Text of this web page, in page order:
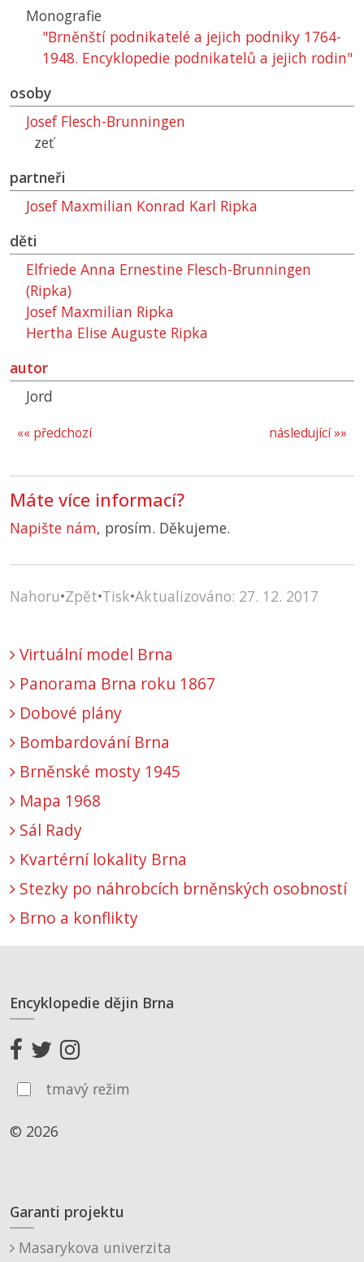
Monografie
"Brněnští podnikatelé a jejich podniky 1764-
1948. Encyklopedie podnikatelů a jejich rodin"
osoby
Josef Flesch-Brunningen
zeť
partneři
Josef Maxmilian Konrad Karl Ripka
děti
Elfriede Anna Ernestine Flesch-Brunningen
(Ripka)
Josef Maxmilian Ripka
Hertha Elise Auguste Ripka
autor
Jord
následující »»
«« předchozí
Máte více informací?
Napište nám, prosím. Děkujeme.
Nahoru•Zpět•Tisk•Aktualizováno: 27. 12. 2017
Virtuální model Brna
Panorama Brna roku 1867
Dobové plány
Bombardování Brna
Brněnské mosty 1945
Mapa 1968
Sál Rady
Kvartérní lokality Brna
Stezky po náhrobcích brněnských osobností
Brno a konflikty
Encyklopedie dějin Brna
tmavý režim
© 2026
Garanti projektu
Masarykova univerzita